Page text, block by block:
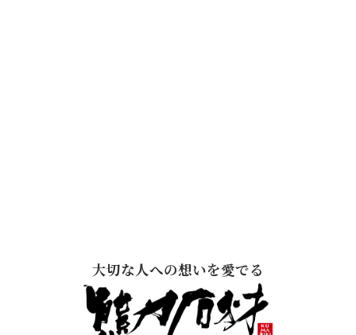
大切な人への想いを愛でる